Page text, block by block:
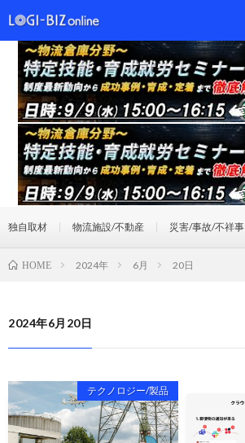
独自取材 物流施設/不動産 災害/事故/不祥事
HOME 2024年 6月 20日
2024年6月20日
テクノロジー/製品